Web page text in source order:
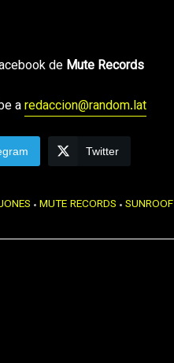
de Mute Records
aredaccion@random.lat
Twitter
MUTE RECORDS SUNROOF